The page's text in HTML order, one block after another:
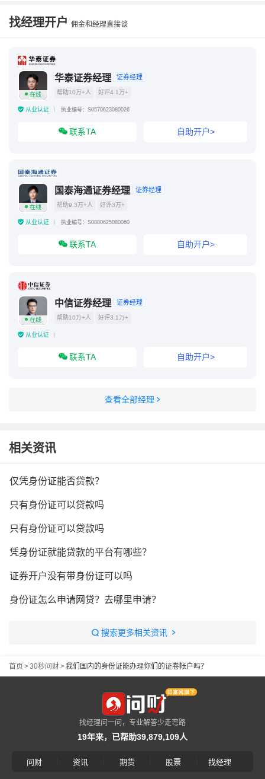
身份证注销后证券账户还能用吗
中国银行给我开证券户了咋搞
身份证过期证券账户还能用吗
找经理开户 佣金和经理直接谈
在线
华泰证券经理 证券经理
帮助10万+人 好评4.1万+
从业认证 执业编号：S0570623080026
联系TA 自助开户>
在线
国泰海通证券经理 证券经理
帮助9.3万+人 好评3万+
从业认证 执业编号：S0880625080060
联系TA 自助开户>
在线
中信证券经理 证券经理
帮助10万+人 好评3.1万+
从业认证
联系TA 自助开户>
查看全部经理
相关资讯
仅凭身份证能否贷款？
只有身份证可以贷款吗
只有身份证可以贷款吗
凭身份证就能贷款的平台有哪些？
证券开户没有带身份证可以吗
身份证怎么申请网贷？去哪里申请？
搜索更多相关资讯
首页 >30秒问财>我们国内的身份证能办理你们的证卷帐户吗？
找经理问一问，专业解答少走弯路
19年来，已帮助39,879,109人
问财 资讯 期货 股票 找经理